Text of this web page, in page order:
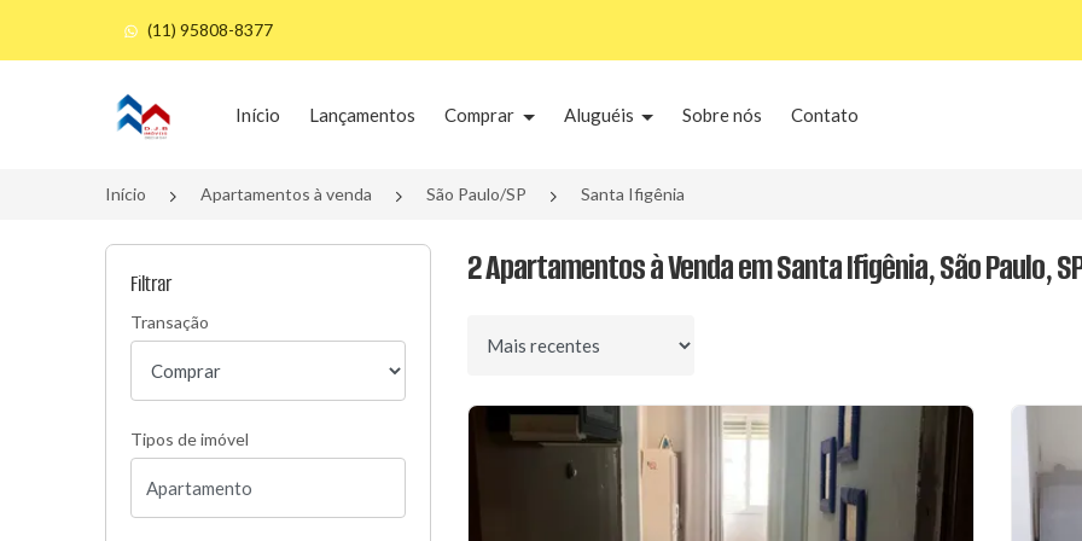
(11) 95808-8377
Página inicial
Início Lançamentos Comprar Aluguéis Sobre nós Contato
Início Apartamentos à venda São Paulo/SP Santa Ifigênia
Filtrar
Transação
Tipos de imóvel
2 Apartamentos à Venda em Santa Ifigênia, São Paulo,
Ordenar por